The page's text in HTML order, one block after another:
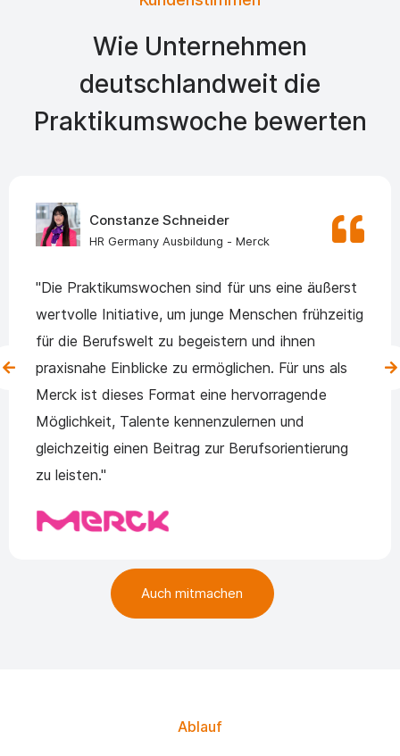
Wie Unternehmen
deutschlandweit die
Praktikumswoche bewerten
Constanze Schneider
HR Germany Ausbildung - Merck
"Die Praktikumswochen sind für uns eine äußerst
wertvolle Initiative, um junge Menschen frühzeitig
für die Berufswelt zu begeistern und ihnen
praxisnahe Einblicke zu ermöglichen. Für uns als
Merck ist dieses Format eine hervorragende
Möglichkeit, Talente kennenzulernen und
gleichzeitig einen Beitrag zur Berufsorientierung
zu leisten."
Auch mitmachen
Ablauf